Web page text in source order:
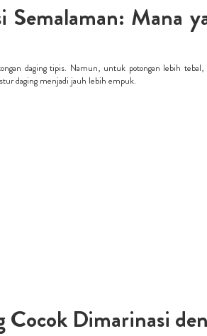
Mana
daging tipis. Namun, untuk potongan lebih tebal,
daging menjadi jauh lebih empuk.
Cocok Dimarinasi